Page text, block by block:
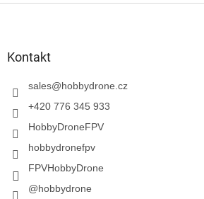
Kontakt
sales@hobbydrone.cz
+420 776 345 933
HobbyDroneFPV
hobbydronefpv
FPVHobbyDrone
@hobbydrone